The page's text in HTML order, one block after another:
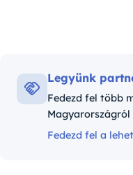
Legyünk
Fedezd fel több
Fedezd fel a